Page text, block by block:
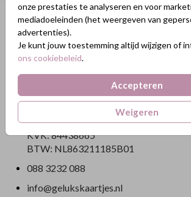
onze prestaties te analyseren en voor
mediadoeleinden (het weergeven van
advertenties).
Je kunt jouw toestemming altijd wijzigen of
ons cookiebeleid.
Accepteren
Weigeren
Terug naar boven
GeluksKaartjes.nl
2401MM Alphen a/d Rijn
KVK: 84438665
BTW: NL863211185B01
088 3232 088
info@gelukskaartjes.nl